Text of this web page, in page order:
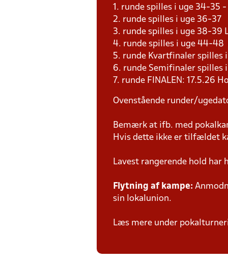
1. runde spilles i uge 34-35
2. runde spilles i uge 36-37
3. runde spilles i uge 38-39
4. runde spilles i uge 44-48
5. runde Kvartfinaler spilles
6. runde Semifinaler spilles
7. runde FINALEN: 17.5.26
Ovenstående runder/
Bemærk at ifb. med
Hvis dette ikke er tilfældet
Lavest rangerende hold
Flytning af kampe:
sin lokalunion.
Læs mere under